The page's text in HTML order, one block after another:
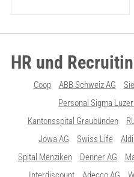
HR und
Coop ABB Schweiz AG
Personal Sigma
Kantonsspital Graubünden
Jowa AG
Swiss Life
Spital Menziken
Denner AG